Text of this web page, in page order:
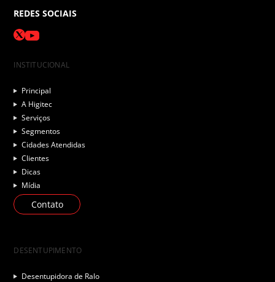
REDES SOCIAIS
INSTITUCIONAL
Principal
A Higitec
Serviços
Segmentos
Cidades Atendidas
Clientes
Dicas
Mídia
Contato
DESENTUPIMENTO
Desentupidora de Ralo